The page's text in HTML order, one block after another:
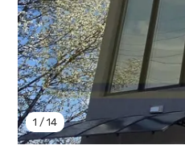
1 / 14